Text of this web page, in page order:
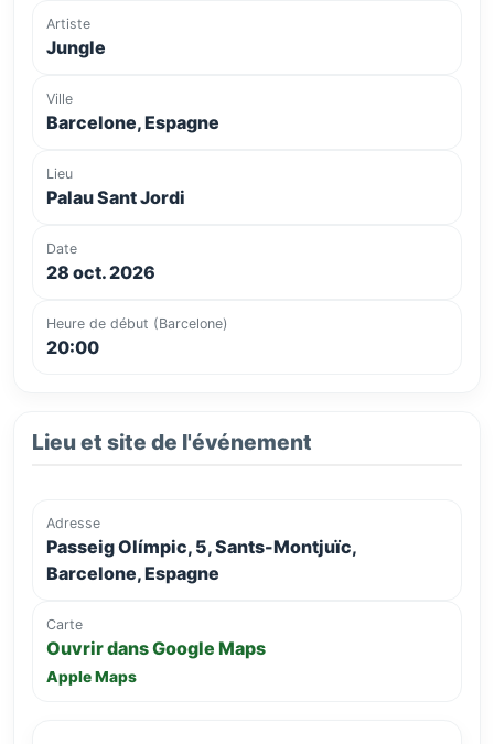
Artiste
Jungle
Ville
Barcelone, Espagne
Lieu
Palau Sant Jordi
Date
28 oct. 2026
Heure de début (Barcelone)
20:00
Lieu et site de l'événement
Adresse
Passeig Olímpic, 5, Sants-Montjuïc,
Barcelone, Espagne
Carte
Ouvrir dans Google Maps
Apple Maps